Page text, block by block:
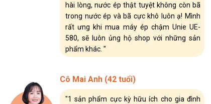
"1 sản phẩm cực kỳ hữu ích cho gia đình
hài lòng, nước ép thật tuyệt không còn bã
trong nước ép và bã cực khô luôn ạ! Mình
rất ưng khi mua máy ép chậm Unie UE-
580, sẽ luôn ủng hộ shop với những sản
phẩm khác. "
Cô Mai Anh (42 tuổi)